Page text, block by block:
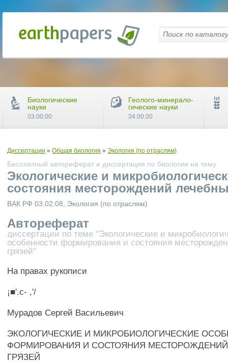
Диссертации »Общая биология »Экология (по отраслям)
Бесплатный автореферат и диссертация по биологии на тему
Экологические и
состояния месторождений
ВАК РФ 03.02.08, Экология (по отраслям)
Автореферат
диссертации по теме "Экологические и
особенности формирования и состояния
грязей"
На правах рукописи
¡■'.с- ,'/
Мурадов Сергей Васильевич
ЭКОЛОГИЧЕСКИЕ И МИКРОБИОЛОГИЧЕСКИЕ
ФОРМИРОВАНИЯ И СОСТОЯНИЯ
ГРЯЗЕЙ
Биологические
науки
03.00.00
Геолого-минерало-
гические науки
04.00.00